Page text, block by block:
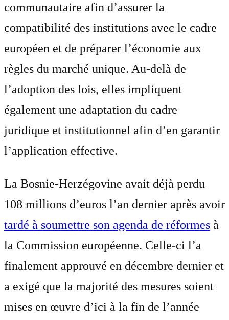
communautaire afin d’assurer la
compatibilité des institutions avec le cadre
européen et de préparer l’économie aux
règles du marché unique. Au-delà de
l’adoption des lois, elles impliquent
également une adaptation du cadre
juridique et institutionnel afin d’en garantir
l’application effective.
La Bosnie-Herzégovine avait déjà perdu
108 millions d’euros l’an dernier après avoir
tardé à soumettre son agenda de réformes à
la Commission européenne. Celle-ci l’a
finalement approuvé en décembre dernier et
a exigé que la majorité des mesures soient
mises en œuvre d’ici à la fin de l’année